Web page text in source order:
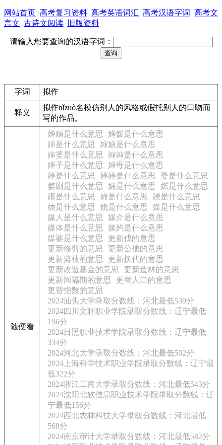
网站首页 高考复习资料 高考英语词汇 高考汉语字词 高考文
言文 古诗文阅读 旧版资料
请输入您要查询的汉语字词：
字词 拟作
释义
拟作nǐzuò名模仿别人的风格或假托别人的口吻而
写的作品。
随便看
婵娟是什么意思
婵媛是什么意思
婶是什么意思
婶娘是什么意思
婶婆是什么意思
婶婶是什么意思
婶子是什么意思
婶母是什么意思
婷是什么意思
婷婷是什么意思
婺是什么意思
婺剧是什么意思
婻是什么意思
婼是什么意思
婿是什么意思
媂是什么意思
媄是什么意思
媆是什么意思
媍是什么意思
媒是什么意思
媒人是什么意思
媒介是什么意思
媒体是什么意思
媒妁是什么意思
媒婆是什么意思
更新伐的意思
更新修剪的意思
更新公债的意思
更新剪枝的意思
更新换代的意思
更新改造基金的意思
更新造林的意思
更新间隔期的意思
更替人口的意思
更替指数的意思
2024汕头大学录取分数线：河北最低539分
2024四川文轩职业学院录取分数线：辽宁最低
196分
2024日照职业技术学院录取分数线：辽宁最低
334分
2024河北大学录取分数线：河北最低502分
2024上海科学技术职业学院录取分数线：辽宁最
低322分
2024浙江工商大学录取分数线：河北最低543分
2024沈阳北软信息职业技术学院录取分数线：辽
宁最低156分
2024西北农林科技大学录取分数线：河北最低
568分
2024南京审计大学录取分数线：河北最低582分